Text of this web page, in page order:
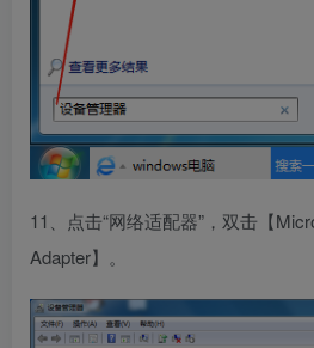
11、点击“网络适配器”，双击【
Adapter】。